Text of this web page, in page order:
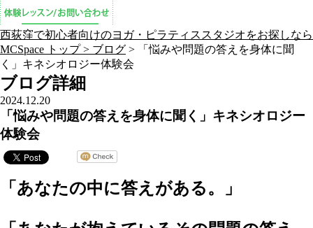
西荻窪で初心者向けのヨガ・ピラティススタジオをお探しなら
MCSpace トップ > ブログ > 「悩みや問題の答えを身体に聞
く」キネシオロジー体験会
ブログ詳細
2024.12.20
「悩みや問題の答えを身体に聞く」キネシオロジー
体験会
「あなたの中に答えがある。」